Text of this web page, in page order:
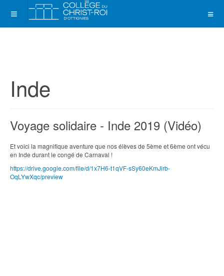
Inde
Voyage solidaire - Inde 2019 (Vidéo)
Et voici la magnifique aventure que nos élèves de 5ème et 6ème ont vécu
en Inde durant le congé de Carnaval !
https://drive.google.com/file/d/1x7H6-t1qVF-sSy60eKmJirb-
OqLYwXqc/preview